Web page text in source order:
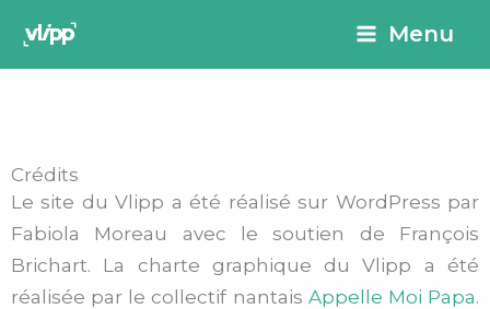
principal
Menu
Crédits
Le site du Vlipp a été réalisé sur WordPress par
Fabiola Moreau avec le soutien de François
Brichart. La charte graphique du Vlipp a été
réalisée par le collectif nantais Appelle Moi Papa.